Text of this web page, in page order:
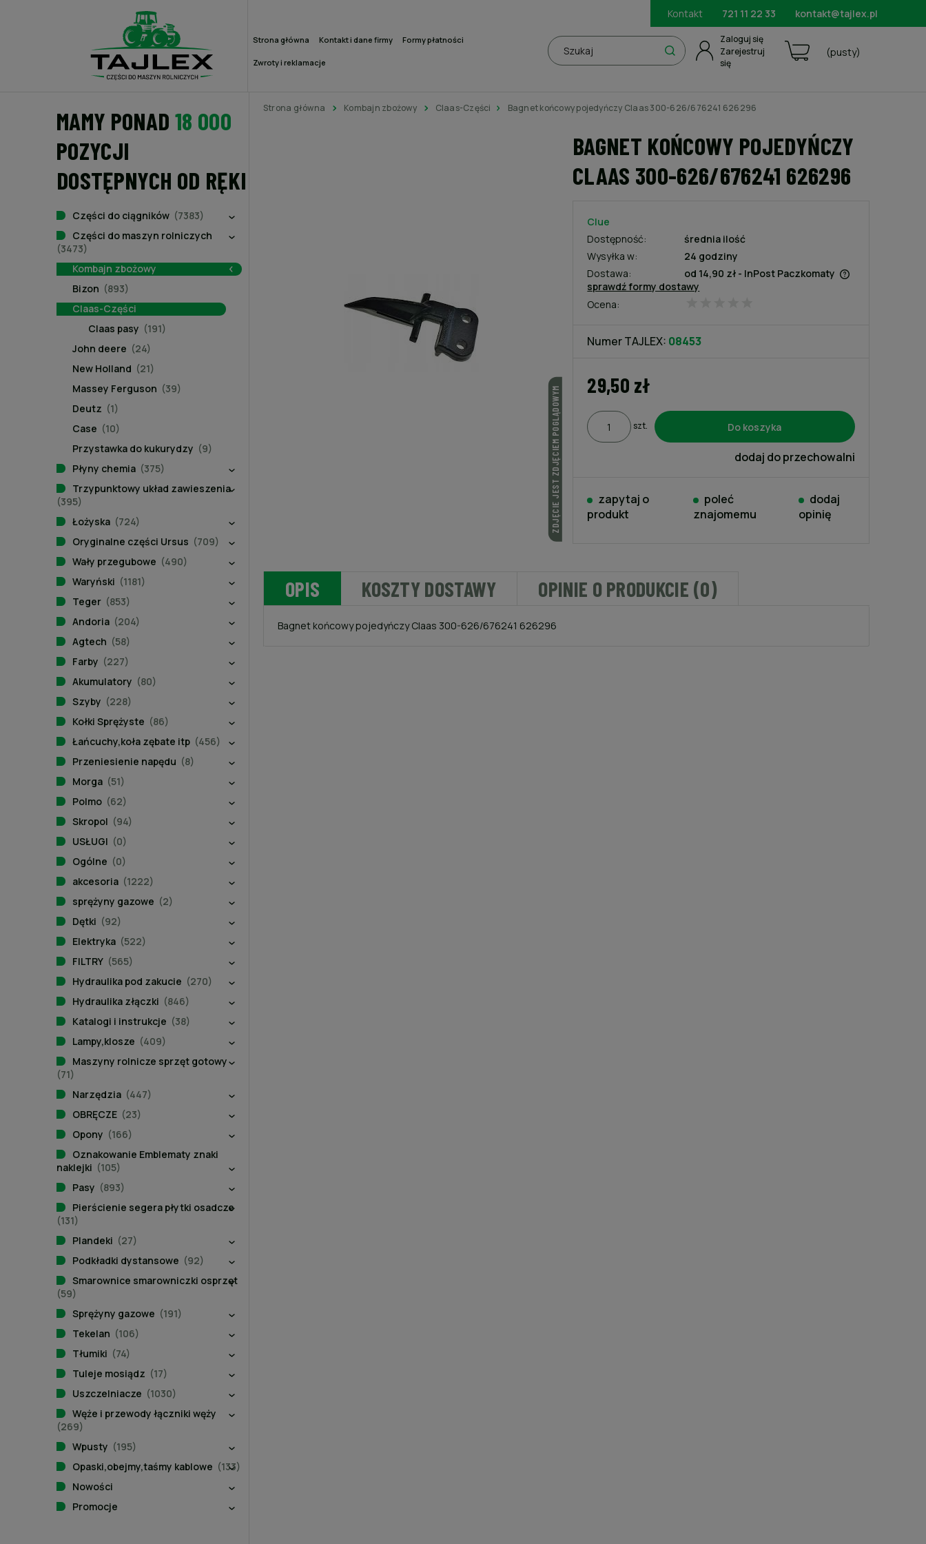
Kontakt 721 11 22 33 kontakt@tajlex.pl
Strona główna Kontakt i dane firmy Formy płatności
Zwroty i reklamacje
(pusty)
Zarejestruj
się
Zaloguj się
MAMY PONAD 18 000
POZYCJI
DOSTĘPNYCH OD RĘKI
Części do ciągników (7383)
Części do maszyn rolniczych
(3473)
Kombajn zbożowy
Bizon (893)
Claas-Części
Claas pasy (191)
John deere (24)
New Holland (21)
Massey Ferguson (39)
Deutz (1)
Case (10)
Przystawka do kukurydzy (9)
Płyny chemia (375)
Trzypunktowy układ zawieszenia
(395)
Łożyska (724)
Oryginalne części Ursus (709)
Wały przegubowe (490)
Waryński (1181)
Teger (853)
Andoria (204)
Agtech (58)
Farby (227)
Akumulatory (80)
Szyby (228)
Kołki Sprężyste (86)
Łańcuchy,koła zębate itp (456)
Przeniesienie napędu (8)
Morga (51)
Polmo (62)
Skropol (94)
USŁUGI (0)
Ogólne (0)
akcesoria (1222)
sprężyny gazowe (2)
Dętki (92)
Elektryka (522)
FILTRY (565)
Hydraulika pod zakucie (270)
Hydraulika złączki (846)
Katalogi i instrukcje (38)
Lampy,klosze (409)
Maszyny rolnicze sprzęt gotowy
(71)
Narzędzia (447)
OBRĘCZE (23)
Opony (166)
Oznakowanie Emblematy znaki
naklejki (105)
Pasy (893)
Pierścienie segera płytki osadcze
(131)
Plandeki (27)
Podkładki dystansowe (92)
Smarownice smarowniczki osprzęt
(59)
Sprężyny gazowe (191)
Tekelan (106)
Tłumiki (74)
Tuleje mosiądz (17)
Uszczelniacze (1030)
Węże i przewody łączniki węży
(269)
Wpusty (195)
Opaski,obejmy,taśmy kablowe (133)
Nowości
Promocje
Strona główna Kombajn zbożowy Claas-Części Bagnet końcowy pojedyńczy Claas 300-626/676241 626296
BAGNET KOŃCOWY POJEDYŃCZY
CLAAS 300-626/676241 626296
ZDJĘCIE JEST ZDJĘCIEM POGLĄDOWYM
Ocena:
Clue
Dostępność:
średnia ilość
Wysyłka w:
24 godziny
Dostawa:
od 14,90 zł - InPost Paczkomaty
sprawdź formy dostawy
Numer TAJLEX: 08453
29,50 zł
szt. Do koszyka
dodaj do przechowalni
zapytaj o
produkt
poleć
znajomemu
dodaj
opinię
OPIS KOSZTY DOSTAWY OPINIE O PRODUKCIE (0)
Bagnet końcowy pojedyńczy Claas 300-626/676241 626296